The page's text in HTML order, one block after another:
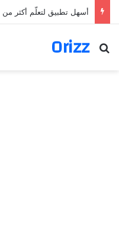
أسهل تطبيق لتعلّم أكثر من 160 ألف فعل بالألمانية
Orizz
بحث عن